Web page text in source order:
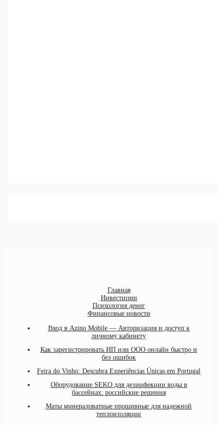
Главная
Инвестиции
Психология денег
Финансовые новости
Вход в Azino Mobile — Авторизация и доступ к
личному кабинету
Как зарегистрировать ИП или ООО онлайн быстро и
без ошибок
Feira do Vinho: Descubra Experiências Únicas em Portugal
Оборудование SEKO для дезинфекции воды в
бассейнах: российские решения
Маты минераловатные прошивные для надежной
теплоизоляции